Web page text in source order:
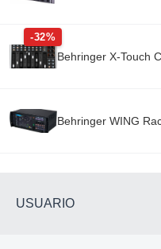
-32%
Behringer X-Touch
Behringer WING
USUARIO